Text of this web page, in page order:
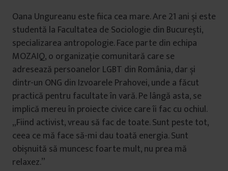
Oana Ungureanu este fiica cea mare. Are 21 ani și este
studentă la Facultatea de Sociologie din București,
specializarea antropologie. Face parte din echipa
MOZAIQ, o organizație comunitară care se
adresează persoanelor LGBT din România, dar și
dintr-un ONG din Izvoarele Prahovei, unde a făcut
practică pentru facultate în vară. Pe lângă asta, se
implică mereu în proiecte civice care îi fac cu ochiul.
„Fiind activist, vreau să fac de toate. Sunt peste tot,
ceea ce mă face să-mi dau toată energia. Sunt
obișnuită să muncesc foarte mult, nu prea mă
relaxez.”